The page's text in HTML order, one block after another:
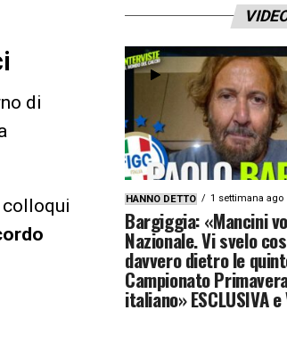
di
HANNO DETTO 1 settimana ago
Bargiggia: «Mancini
Nazionale. Vi svelo
davvero dietro le
Campionato
italiano» ESCLUSIVA e